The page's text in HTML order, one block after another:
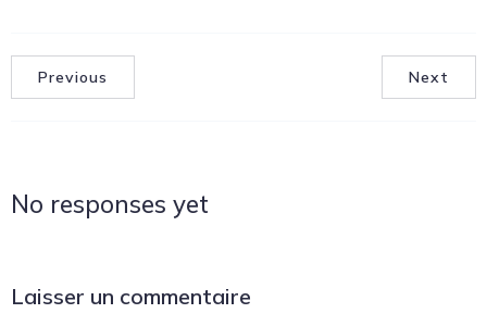
Previous Next
No responses yet
Laisser un commentaire